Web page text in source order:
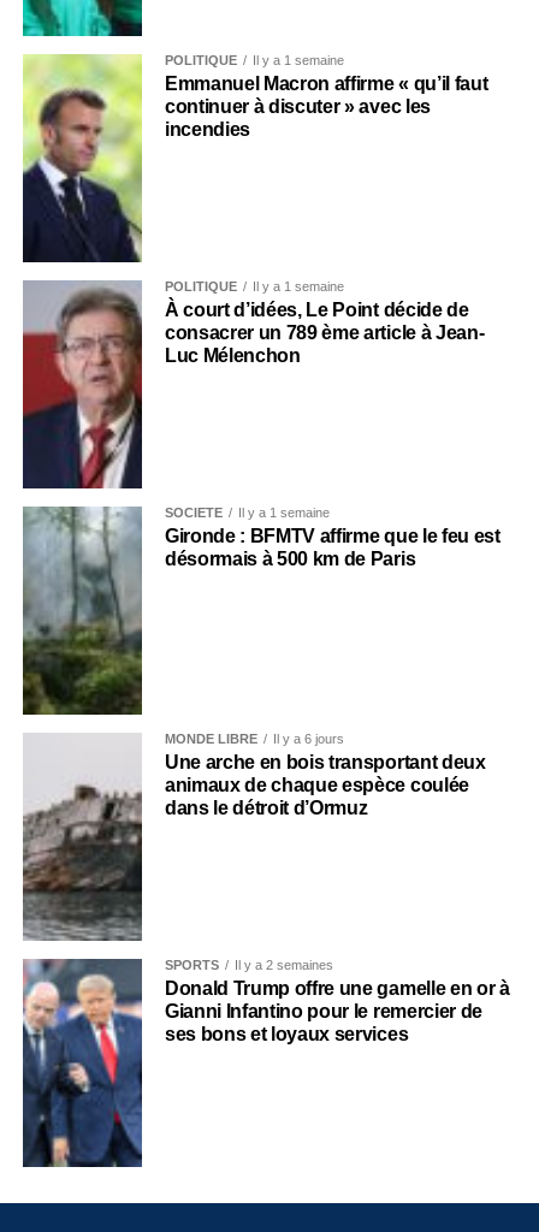
POLITIQUE Il y a 1 semaine
Emmanuel Macron affirme « qu’il faut
continuer à discuter » avec les
incendies
POLITIQUE Il y a 1 semaine
À court d’idées, Le Point décide de
consacrer un 789 ème article à Jean-
Luc Mélenchon
SOCIÉTÉ Il y a 1 semaine
Gironde : BFMTV affirme que le feu est
désormais à 500 km de Paris
MONDE LIBRE Il y a 6 jours
Une arche en bois transportant deux
animaux de chaque espèce coulée
dans le détroit d’Ormuz
SPORTS Il y a 2 semaines
Donald Trump offre une gamelle en or à
Gianni Infantino pour le remercier de
ses bons et loyaux services